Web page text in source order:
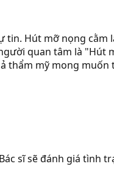
Hút mỡ nọng cằm
quan tâm là "Hút
thẩm mỹ mong muốn
sĩ sẽ đánh giá tình